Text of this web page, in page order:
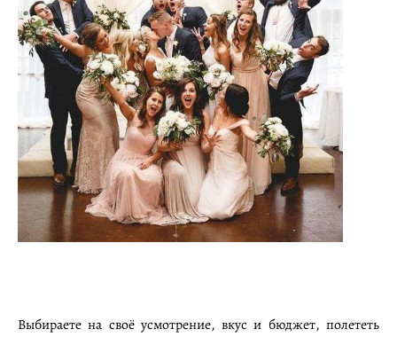
Выбираете на своё усмотрение, вкус и бюджет, полететь